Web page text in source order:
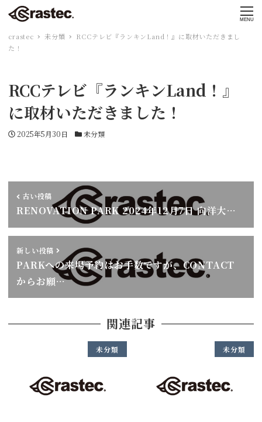
MENU
crastec 未分類
RCCテレビ『ランキンLand！』に取材いただきまし
た！
RCCテレビ『ランキンLand！』
に取材いただきました！
投稿日
2025年5月30日 カテゴリー
未分類
古い投稿
RENOVATION PARK 2024年12月7日 向洋大…
新しい投稿
PARKへの来場予約はお手数ですが、CONTACT
からお願…
関連記事
未分類 未分類